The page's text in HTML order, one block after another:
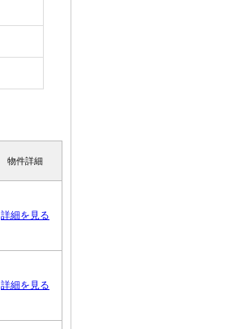
物件詳細
詳細を見る
詳細を見る